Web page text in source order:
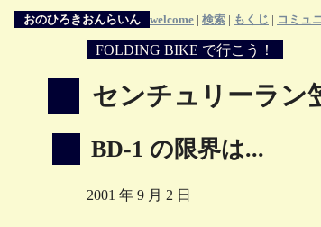
おのひろきおんらいん welcome 検索 もくじ コミュ
FOLDING BIKE で行こう！
センチュリーラン
BD-1 の限界は...
2001 年 9 月 2 日